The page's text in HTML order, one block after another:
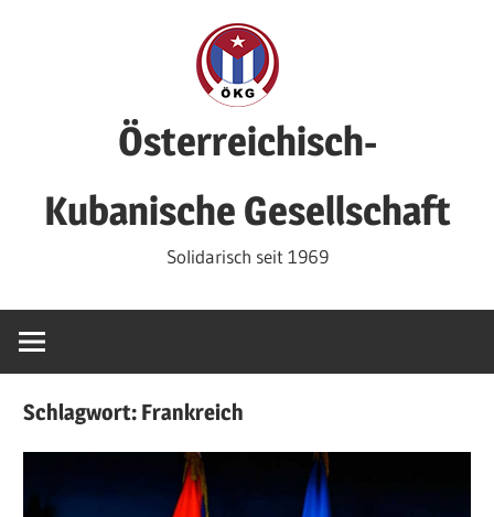
Österreichisch-
Kubanische Gesellschaft
Solidarisch seit 1969
Schlagwort: Frankreich